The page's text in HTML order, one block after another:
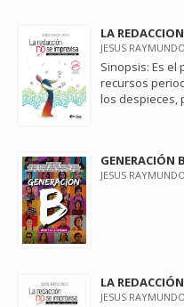
LA
JESUS RAYMUNDO
Sinopsis: Es
recursos
los despieces,
GENERACIÓN B
JESUS RAYMUNDO
LA
JESUS RAYMUNDO